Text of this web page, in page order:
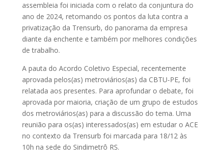
assembleia foi iniciada com o relato da conjuntura do
ano de 2024, retomando os pontos da luta contra a
privatização da Trensurb, do panorama da empresa
diante da enchente e também por melhores condições
de trabalho.
A pauta do Acordo Coletivo Especial, recentemente
aprovada pelos(as) metroviários(as) da CBTU-PE, foi
relatada aos presentes. Para aprofundar o debate, foi
aprovada por maioria, criação de um grupo de estudos
dos metroviários(as) para a discussão do tema. Uma
reunião para os(as) interessados(as) em estudar o ACE
no contexto da Trensurb foi marcada para 18/12 às
10h na sede do Sindimetrô RS.